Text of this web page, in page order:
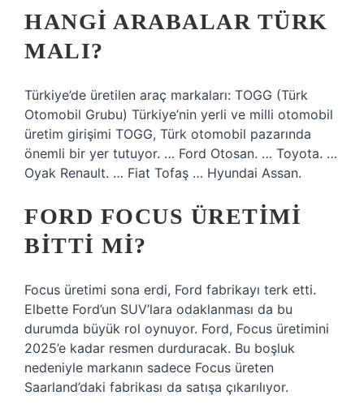
HANGI ARABALAR TÜRK
MALI?
Türkiye’de üretilen araç markaları: TOGG (Türk
Otomobil Grubu) Türkiye’nin yerli ve milli otomobil
üretim girişimi TOGG, Türk otomobil pazarında
önemli bir yer tutuyor. … Ford Otosan. … Toyota. …
Oyak Renault. … Fiat Tofaş … Hyundai Assan.
FORD FOCUS ÜRETIMI
BITTI MI?
Focus üretimi sona erdi, Ford fabrikayı terk etti.
Elbette Ford’un SUV’lara odaklanması da bu
durumda büyük rol oynuyor. Ford, Focus üretimini
2025’e kadar resmen durduracak. Bu boşluk
nedeniyle markanın sadece Focus üreten
Saarland’daki fabrikası da satışa çıkarılıyor.